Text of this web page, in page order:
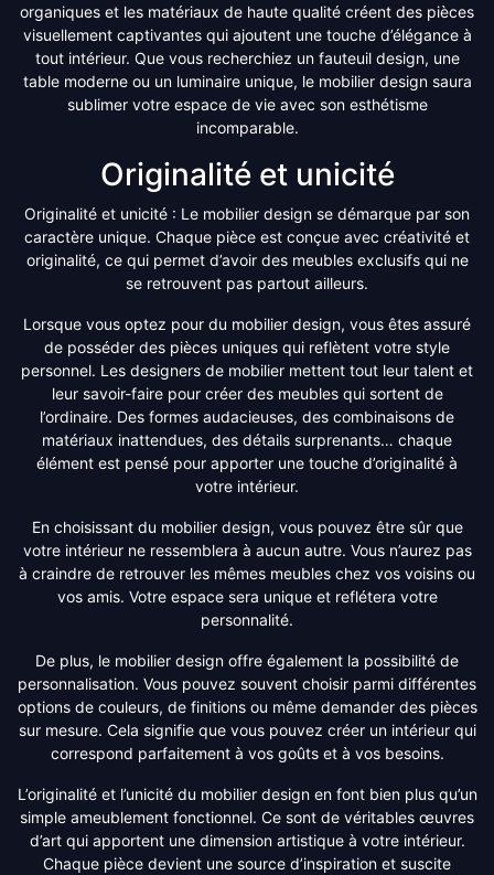
organiques et les matériaux de haute qualité créent des pièces
visuellement captivantes qui ajoutent une touche d’élégance à
tout intérieur. Que vous recherchiez un fauteuil design, une
table moderne ou un luminaire unique, le mobilier design saura
sublimer votre espace de vie avec son esthétisme
incomparable.
Originalité et unicité
Originalité et unicité : Le mobilier design se démarque par son
caractère unique. Chaque pièce est conçue avec créativité et
originalité, ce qui permet d’avoir des meubles exclusifs qui ne
se retrouvent pas partout ailleurs.
Lorsque vous optez pour du mobilier design, vous êtes assuré
de posséder des pièces uniques qui reflètent votre style
personnel. Les designers de mobilier mettent tout leur talent et
leur savoir-faire pour créer des meubles qui sortent de
l’ordinaire. Des formes audacieuses, des combinaisons de
matériaux inattendues, des détails surprenants… chaque
élément est pensé pour apporter une touche d’originalité à
votre intérieur.
En choisissant du mobilier design, vous pouvez être sûr que
votre intérieur ne ressemblera à aucun autre. Vous n’aurez pas
à craindre de retrouver les mêmes meubles chez vos voisins ou
vos amis. Votre espace sera unique et reflétera votre
personnalité.
De plus, le mobilier design offre également la possibilité de
personnalisation. Vous pouvez souvent choisir parmi différentes
options de couleurs, de finitions ou même demander des pièces
sur mesure. Cela signifie que vous pouvez créer un intérieur qui
correspond parfaitement à vos goûts et à vos besoins.
L’originalité et l’unicité du mobilier design en font bien plus qu’un
simple ameublement fonctionnel. Ce sont de véritables œuvres
d’art qui apportent une dimension artistique à votre intérieur.
Chaque pièce devient une source d’inspiration et suscite